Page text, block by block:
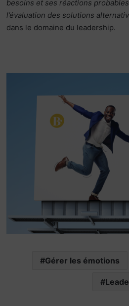
besoins et ses réactions
l’évaluation des solutions
dans le domaine du leadership.
Gérer les émotions